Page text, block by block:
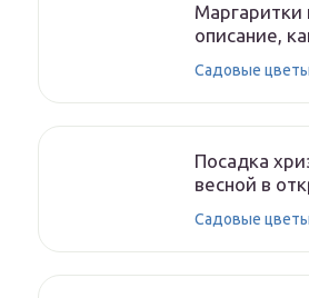
описание,
Садовые цветы
Посадка
весной в
Садовые цветы